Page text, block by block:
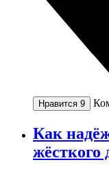
Нравится 9
Как
жёсткого